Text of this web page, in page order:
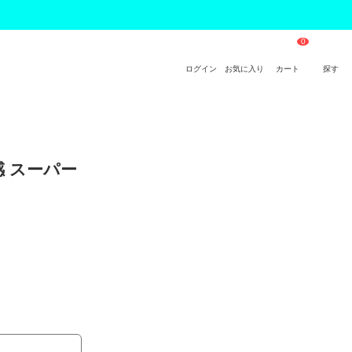
ログイン お気に入り カート 探す
スーパー